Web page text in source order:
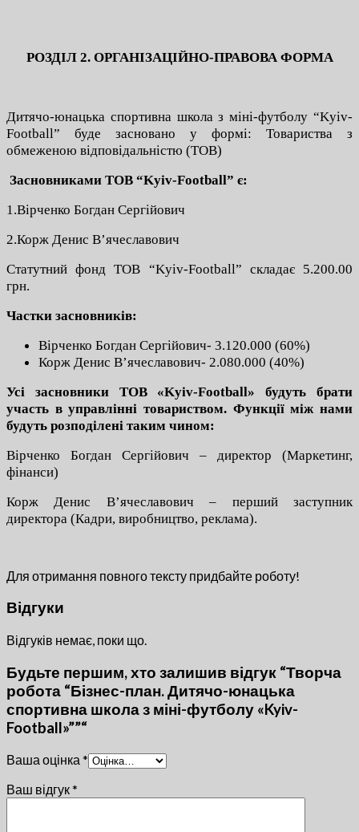
РОЗДІЛ 2. ОРГАНІЗАЦІЙНО-ПРАВОВА ФОРМА
Дитячо-юнацька спортивна школа з міні-футболу “Kyiv-
Football” буде засновано у формі: Товариства з
обмеженою відповідальністю (ТОВ)
Засновниками ТОВ “Kyiv-Football” є:
1.Вірченко Богдан Сергійович
2.Корж Денис В’ячеславович
Статутний фонд ТОВ “Kyiv-Football” складає 5.200.00
грн.
Частки засновників:
Вірченко Богдан Сергійович- 3.120.000 (60%)
Корж Денис В’ячеславович- 2.080.000 (40%)
Усі засновники ТОВ «Kyiv-Football» будуть брати
участь в управлінні товариством. Функції між нами
будуть розподілені таким чином:
Вірченко Богдан Сергійович – директор (Маркетинг,
фінанси)
Корж Денис В’ячеславович – перший заступник
директора (Кадри, виробництво, реклама).
Для отримання повного тексту придбайте роботу!
Відгуки
Відгуків немає, поки що.
Будьте першим, хто залишив відгук “Творча
робота “Бізнес-план. Дитячо-юнацька
спортивна школа з міні-футболу «Kyiv-
Football»””“
Ваша оцінка *
Ваш відгук*